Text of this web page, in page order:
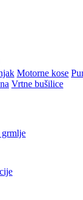
Motorne kose
Vrtne bušilice
grmlje